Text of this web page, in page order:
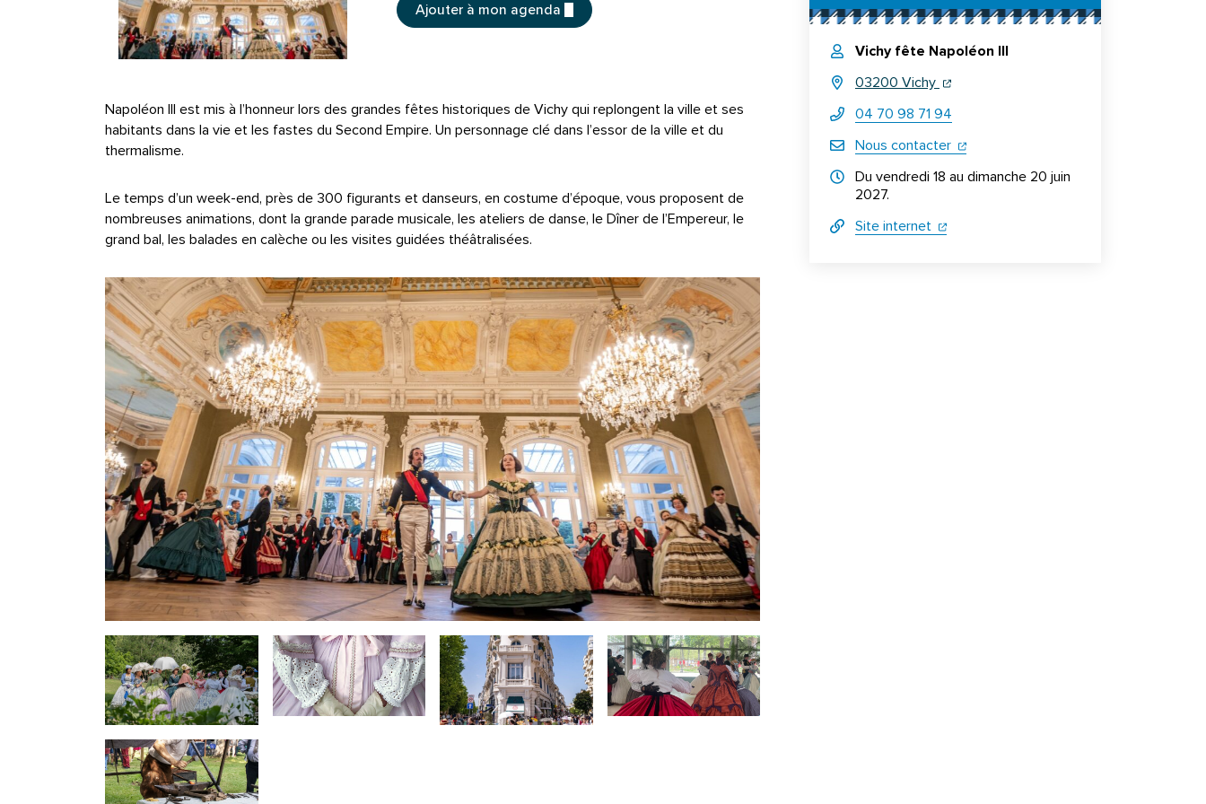
Ajouter à mon agenda
Napoléon III est mis à l’honneur lors des grandes fêtes historiques de Vichy qui replongent la ville et ses
habitants dans la vie et les fastes du Second Empire. Un personnage clé dans l’essor de la ville et du
thermalisme.
Le temps d’un week-end, près de 300 figurants et danseurs, en costume d’époque, vous proposent de
nombreuses animations, dont la grande parade musicale, les ateliers de danse, le Dîner de l’Empereur, le
grand bal, les balades en calèche ou les visites guidées théâtralisées.
Vichy fête Napoléon III
03200 Vichy (ouverture dans un nouvel onglet)
(ouverture dans un nouvel onglet)
04 70 98 71 94
Nous contacter
(ouverture dans un nouvel onglet)
Horraires d'ouverture
Du vendredi 18 au dimanche 20 juin
2027.
Site internet (ouverture dans un nouvel onglet)
(ouverture dans un nouvel onglet)